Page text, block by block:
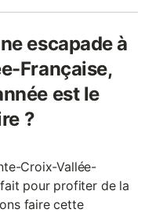
escapade à
Française,
est le
?
Croix-Vallée-
pour profiter de la
faire cette